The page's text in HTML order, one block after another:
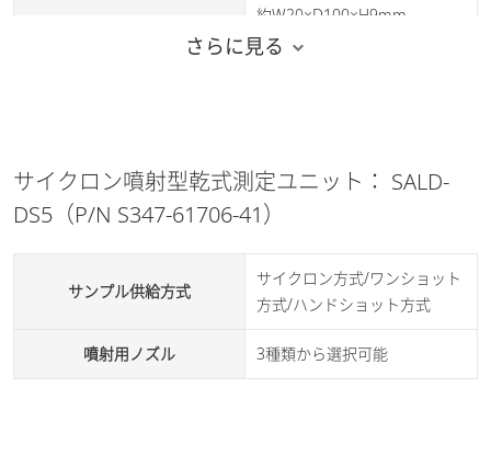
ポリフッ化ビニリデン
石英ガラス
大きさ・重さ
18kg
湿度：20～80％（結露しない
こと）
注3）USBケーブル（2m）を標準付属
約W20×D100×H9mm
約0.2kg
さらに見る
サイクロン噴射型乾式測定ユニット： SALD-
DS5（P/N S347-61706-41）
サンプル供給方式
サイクロン方式/ワンショット
方式/ハンドショット方式
噴射用ノズル 3種類から選択可能